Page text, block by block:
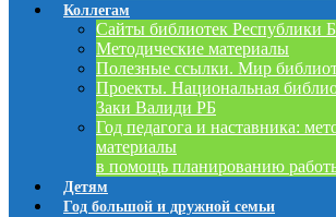
Коллегам
Сайты библиотек Республики
Методические материалы
Полезные ссылки. Мир
Проекты. Национальная
Заки Валиди РБ
Год педагога и наставника:
материалы
в помощь планированию
Детям
Год большой и дружной семьи